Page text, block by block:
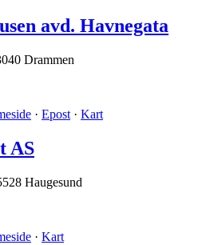
avd. Havnegata
Drammen
· Epost · Kart
AS
Haugesund
· Kart